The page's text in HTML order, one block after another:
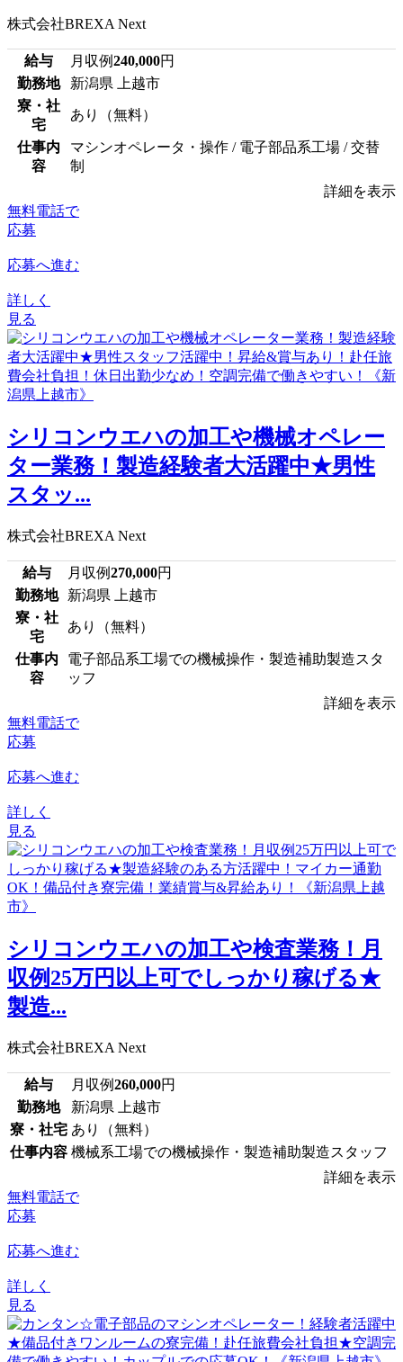
株式会社BREXA Next
給与 月収例240,000円
勤務地
新潟県 上越市
寮・社
宅
あり（無料）
仕事内
容
マシンオペレータ・操作 / 電子部品系工場 / 交替
制
詳細を表示
無料電話で
応募
応募へ進む
詳しく
見る
シリコンウエハの加工や機械オペレー
ター業務！製造経験者大活躍中★男性
スタッ...
株式会社BREXA Next
給与 月収例270,000円
勤務地
新潟県 上越市
寮・社
宅
あり（無料）
仕事内
容
電子部品系工場での機械操作・製造補助製造スタ
ッフ
詳細を表示
無料電話で
応募
応募へ進む
詳しく
見る
シリコンウエハの加工や検査業務！月
収例25万円以上可でしっかり稼げる★
製造...
株式会社BREXA Next
給与 月収例260,000円
勤務地
新潟県 上越市
寮・社宅 あり（無料）
仕事内容 機械系工場での機械操作・製造補助製造スタッフ
詳細を表示
無料電話で
応募
応募へ進む
詳しく
見る